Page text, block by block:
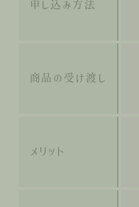
申し込み方法
商品の受け渡し
メリット